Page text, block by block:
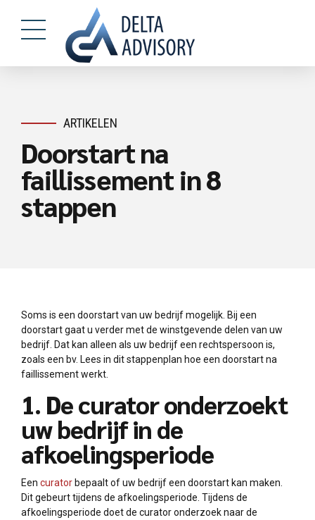
ARTIKELEN
Doorstart na
faillissement in 8
stappen
Soms is een doorstart van uw bedrijf mogelijk. Bij een
doorstart gaat u verder met de winstgevende delen van uw
bedrijf. Dat kan alleen als uw bedrijf een rechtspersoon is,
zoals een bv. Lees in dit stappenplan hoe een doorstart na
faillissement werkt.
1. De curator onderzoekt
uw bedrijf in de
afkoelingsperiode
Een curator bepaalt of uw bedrijf een doorstart kan maken.
Dit gebeurt tijdens de afkoelingsperiode. Tijdens de
afkoelingsperiode doet de curator onderzoek naar de